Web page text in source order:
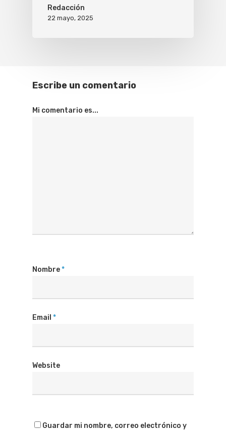
Redacción
22 mayo, 2025
Escribe un comentario
Mi comentario es...
Nombre*
Email *
Website
Guardar mi nombre, correo electrónico y